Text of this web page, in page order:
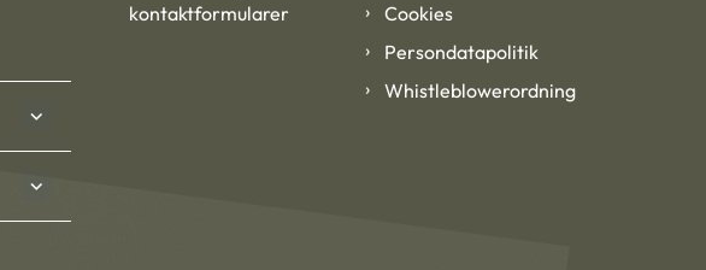
kontaktformularer
Cookies
Persondatapolitik
Whistleblowerordning